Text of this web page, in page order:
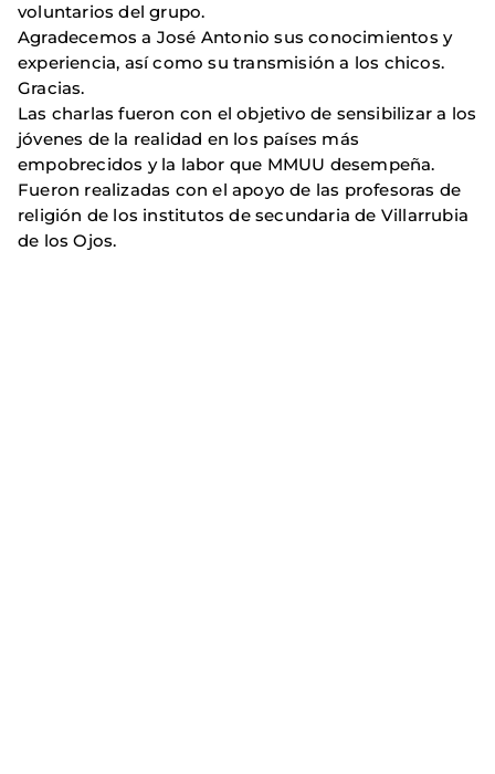
voluntarios del grupo.
Agradecemos a José Antonio sus conocimientos y
experiencia, así como su transmisión a los chicos.
Gracias.
Las charlas fueron con el objetivo de sensibilizar a los
jóvenes de la realidad en los países más
empobrecidos y la labor que MMUU desempeña.
Fueron realizadas con el apoyo de las profesoras de
religión de los institutos de secundaria de Villarrubia
de los Ojos.